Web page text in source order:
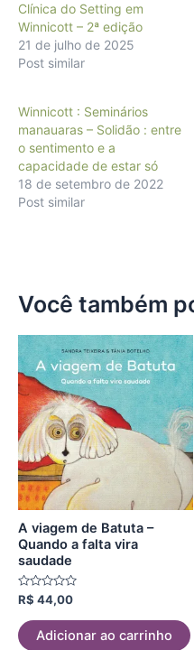
Clínica do Setting em
Winnicott – 2ª edição
21 de julho de 2025
Post similar
Winnicott : Seminários
manauaras – Solidão : entre
o sentimento e a
capacidade de estar só
18 de setembro de 2022
Post similar
Você também
A viagem de Batuta –
Quando a falta vira
saudade
Avaliação
de
5
R$ 44,00
Adicionar ao carrinho